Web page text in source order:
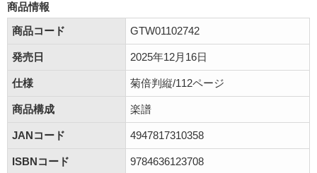
商品情報
商品コード
GTW01102742
発売日 2025年12月16日
仕様 菊倍判縦/112ページ
商品構成 楽譜
JANコード 4947817310358
ISBNコード 9784636123708